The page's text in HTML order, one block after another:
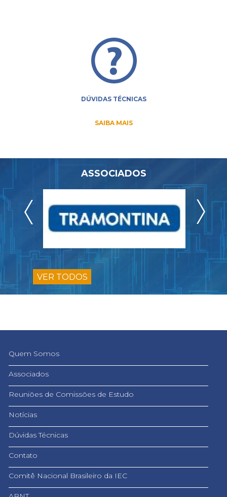
DÚVIDAS TÉCNICAS
SAIBA MAIS
ASSOCIADOS
VER TODOS
Quem Somos
Associados
Reuniões de Comissões de Estudo
Notícias
Dúvidas Técnicas
Contato
Comitê Nacional Brasileiro da IEC